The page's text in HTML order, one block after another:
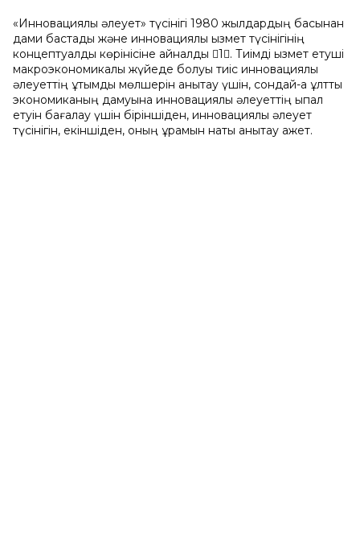
«Инновациялық әлеует» түсінігі 1980 жылдардың басынан
дами бастады және инновациялық қызмет түсінігінің
концептуалды көрінісіне айналды 1. Тиімді қызмет етуші
макроэкономикалық жүйеде болуы тиіс инновациялық
әлеуеттің ұтымды мөлшерін анықтау үшін, сондай-ақ ұлттық
экономиканың дамуына инновациялық әлеуеттің ықпал
етуін бағалау үшін біріншіден, инновациялық әлеует
түсінігін, екіншіден, оның құрамын нақты анықтау қажет.